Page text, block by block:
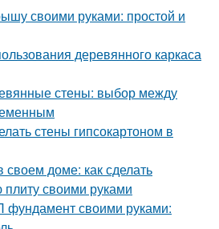
своими руками: простой и
деревянного каркаса
стены: выбор между
стены гипсокартоном в
доме: как сделать
своими руками
фундамент своими руками: